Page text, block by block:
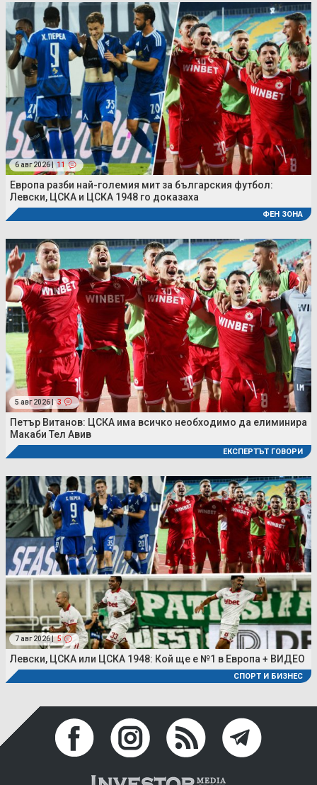
6 авг 2026 | 11
Европа разби най-големия мит за българския футбол:
Левски, ЦСКА и ЦСКА 1948 го доказаха
ФЕН ЗОНА
5 авг 2026 | 3
Петър Витанов: ЦСКА има всичко необходимо да елиминира
Макаби Тел Авив
ЕКСПЕРТЪТ ГОВОРИ
7 авг 2026 | 5
Левски, ЦСКА или ЦСКА 1948: Кой ще е №1 в Европа + ВИДЕО
СПОРТ И БИЗНЕС